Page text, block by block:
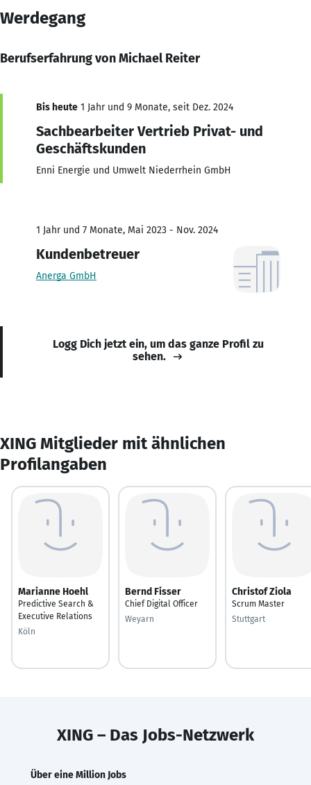
Werdegang
Berufserfahrung von Michael Reiter
Bis heute 1 Jahr und 9 Monate, seit Dez. 2024
Sachbearbeiter Vertrieb Privat- und
Geschäftskunden
Enni Energie und Umwelt Niederrhein GmbH
1 Jahr und 7 Monate, Mai 2023 - Nov. 2024
Kundenbetreuer
Anerga GmbH
Logg Dich jetzt ein, um das ganze Profil zu
sehen.
XING Mitglieder mit ähnlichen
Profilangaben
Marianne Hoehl
Predictive Search &
Executive Relations
Köln
Bernd Fisser
Chief Digital Officer
Weyarn
Christof Ziola
Scrum Master
Stuttgart
XING – Das Jobs-Netzwerk
Über eine Million Jobs